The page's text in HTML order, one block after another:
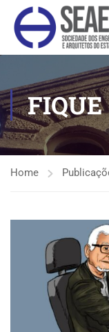
FIQUE
Home